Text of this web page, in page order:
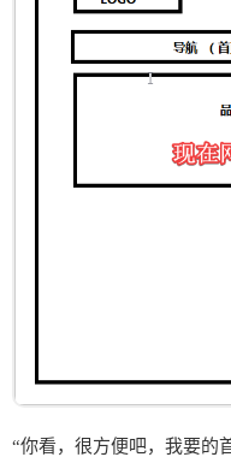
“你看，很方便吧，我要的